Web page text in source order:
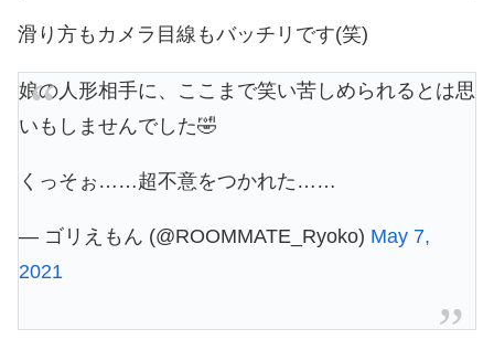
滑り方もカメラ目線もバッチリです(笑)
娘の人形相手に、ここまで笑い苦しめられるとは思
いもしませんでした🤣
くっそぉ……超不意をつかれた……
— ゴリえもん (@ROOMMATE_Ryoko) May 7,
2021